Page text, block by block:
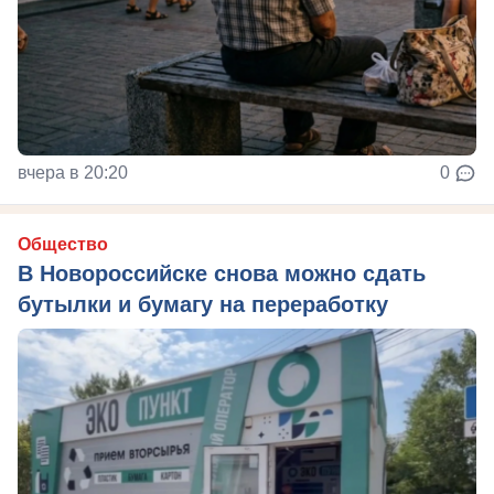
вчера в 20:20 0
Общество
В Новороссийске снова можно сдать
бутылки и бумагу на переработку